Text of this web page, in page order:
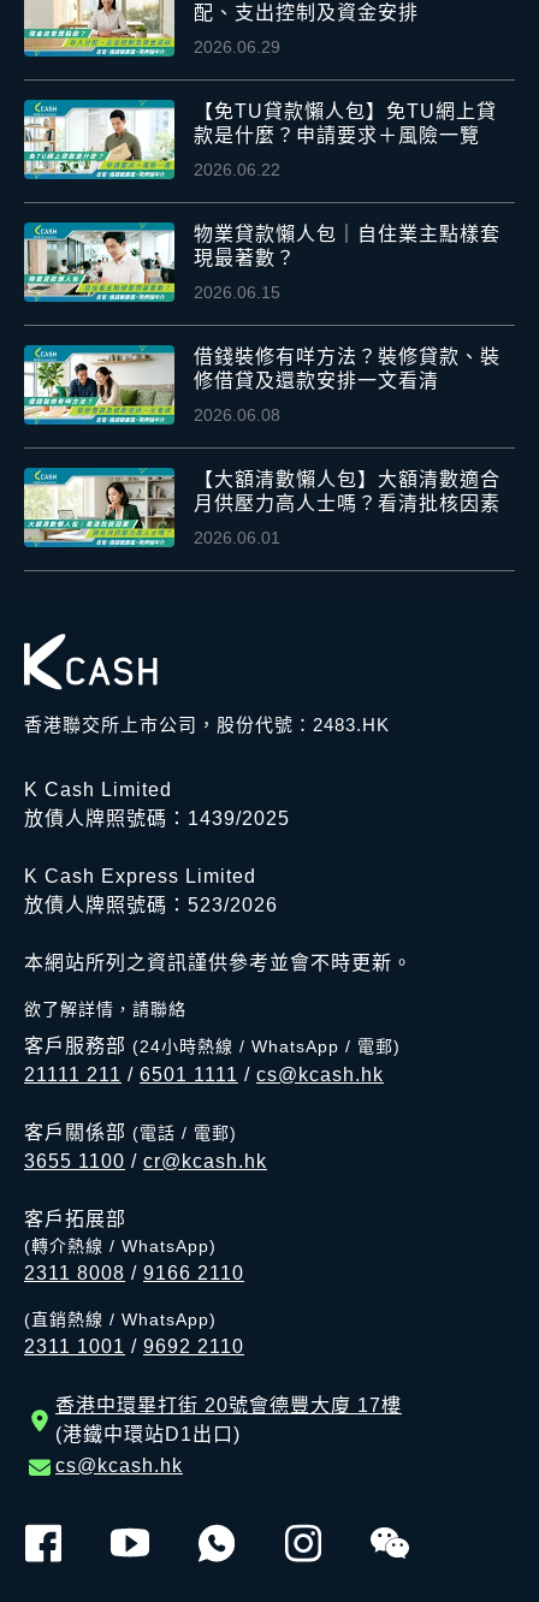
配、支出控制及資金安排
2026.06.29
【免TU貸款懶人包】免TU網上貸
款是什麼？申請要求＋風險一覽
2026.06.22
物業貸款懶人包｜自住業主點樣套
現最著數？
2026.06.15
借錢裝修有咩方法？裝修貸款、裝
修借貸及還款安排一文看清
2026.06.08
【大額清數懶人包】大額清數適合
月供壓力高人士嗎？看清批核因素
2026.06.01
香港聯交所上市公司，股份代號：2483.HK
K Cash Limited
放債人牌照號碼：1439/2025
K Cash Express Limited
放債人牌照號碼：523/2026
本網站所列之資訊謹供參考並會不時更新。
欲了解詳情，請聯絡
客戶服務部 (24小時熱線 / WhatsApp / 電郵)
21111 211 / 6501 1111 / cs@kcash.hk
客戶關係部 (電話 / 電郵)
3655 1100 / cr@kcash.hk
客戶拓展部
(轉介熱線 / WhatsApp)
2311 8008 / 9166 2110
(直銷熱線 / WhatsApp)
2311 1001 / 9692 2110
香港中環畢打街 20號會德豐大廈 17樓
(港鐵中環站D1出口)
cs@kcash.hk